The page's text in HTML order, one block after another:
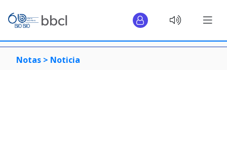
Notas > Noticia